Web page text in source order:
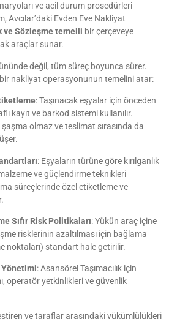
ve acil durum prosedürleri
Avcılar’daki Evden Eve Nakliyat
ve Sözleşme temelli bir çerçeveye
araçlar sunar.
değil, tüm süreç boyunca sürer.
nakliyat operasyonunun temelini atar:
: Taşınacak eşyalar için önceden
kayıt ve barkod sistemi kullanılır.
şaşma olmaz ve teslimat sırasında da
: Eşyaların türüne göre kırılganlık
ve güçlendirme teknikleri
süreçlerinde özel etiketleme ve
Sıfır Risk Politikaları: Yükün araç içine
risklerinin azaltılması için bağlama
noktaları) standart hale getirilir.
Yönetimi: Asansörel Taşımacılık için
operatör yetkinlikleri ve güvenlik
ve taraflar arasındaki yükümlülükleri